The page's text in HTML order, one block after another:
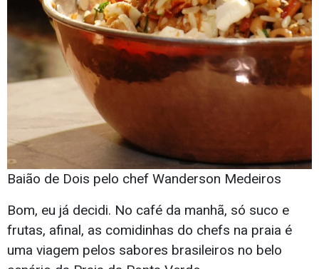
Baião de Dois pelo chef Wanderson Medeiros
Bom, eu já decidi. No café da manhã, só suco e
frutas, afinal, as comidinhas do chefs na praia é
uma viagem pelos sabores brasileiros no belo